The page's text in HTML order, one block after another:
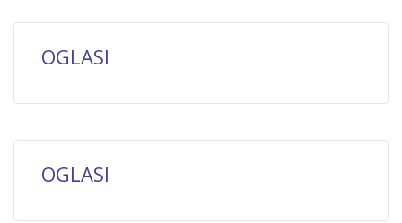
OGLASI
OGLASI